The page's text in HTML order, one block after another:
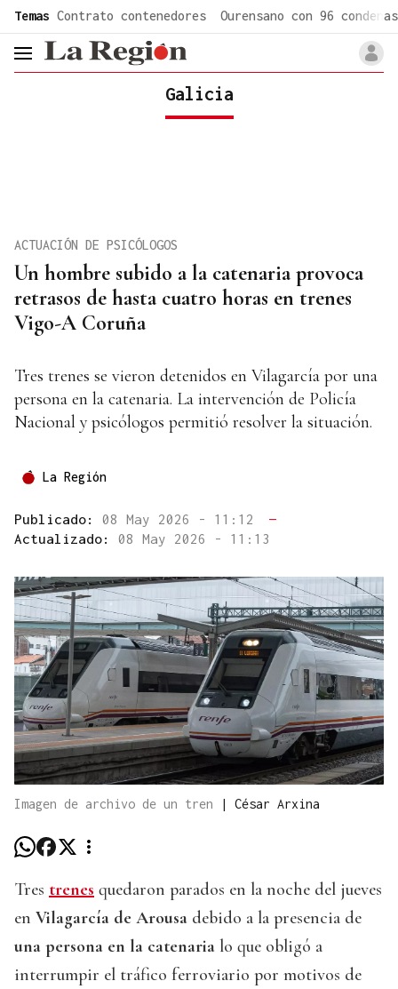
Temas Contrato contenedores Ourensano con 96 condenas
header.menu.open
Galicia
Un hombre subido a la catenaria provoca
retrasos de hasta cuatro horas en trenes
Vigo-A Coruña
ACTUACIÓN DE PSICÓLOGOS
Tres trenes se vieron detenidos en Vilagarcía por una
persona en la catenaria. La intervención de Policía
Nacional y psicólogos permitió resolver la situación.
La Región
Publicado: 08 May 2026 - 11:12
—
Actualizado: 08 May 2026 - 11:13
Imagen de archivo de un tren | César Arxina
Tres trenes quedaron parados en la noche del jueves
en Vilagarcía de Arousa debido a la presencia de
una persona en la catenaria lo que obligó a
interrumpir el tráfico ferroviario por motivos de